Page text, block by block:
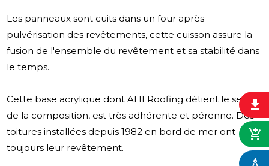
Les panneaux sont cuits dans un four après
pulvérisation des revêtements, cette cuisson assure la
fusion de l'ensemble du revêtement et sa stabilité dans
le temps.
Cette base acrylique dont AHI Roofing détient le secret
de la composition, est très adhérente et pérenne. Des
toitures installées depuis 1982 en bord de mer ont
toujours leur revêtement.
file_download
add_shopping_cart